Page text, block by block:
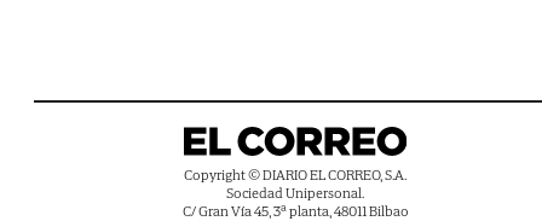
Copyright © DIARIO EL CORREO, S.A.
Sociedad Unipersonal.
C/ Gran Vía 45, 3ª planta, 48011 Bilbao